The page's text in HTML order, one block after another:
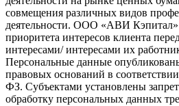
совмещения различных видов
деятельности. ООО «АВИ
приоритета интересов клиента
интересами/ интересами их
Персональные данные
правовых оснований в
ФЗ. Субъектами установлены
обработку персональных данных